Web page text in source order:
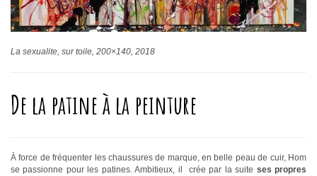
La sexualite, sur toile, 200×140, 2018
De la patine à la peinture
À force de fréquenter les chaussures de marque, en belle peau de cuir, Hom
se passionne pour les patines. Ambitieux, il crée par la suite ses propres